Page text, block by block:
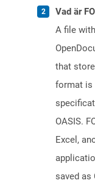
Vad är
A file
that
format is
OASIS.
Excel,
saved as